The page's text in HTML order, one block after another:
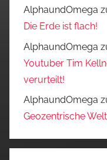
AlphaundOmega
Die Erde ist flach!
AlphaundOmega
Youtuber Tim
verurteilt!
AlphaundOmega
Geozentrische